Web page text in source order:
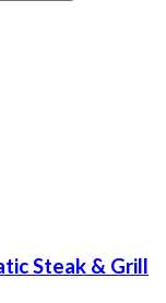
Steak & Grill